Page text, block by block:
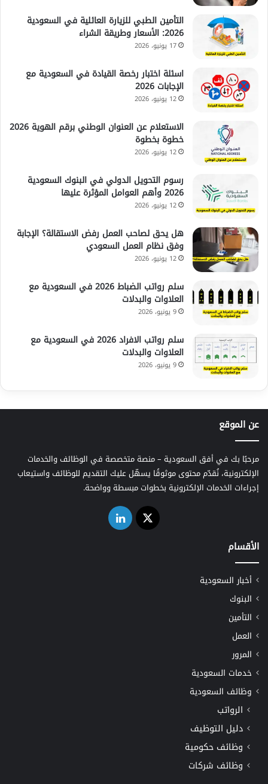
التأمين الطبي للزيارة العائلية في السعودية
2026: الأسعار وطريقة الشراء
17 يونيو، 2026
اسئلة اختبار رخصة القيادة في السعودية مع
الإجابات 2026
12 يونيو، 2026
الاستعلام عن العنوان الوطني برقم الهوية 2026
خطوة بخطوة
12 يونيو، 2026
رسوم التحويل الدولي في البنوك السعودية
2026 وأهم العوامل المؤثرة عليها
12 يونيو، 2026
هل يحق لصاحب العمل رفض الاستقالة؟ الإجابة
وفق نظام العمل السعودي
12 يونيو، 2026
سلم رواتب الضباط 2026 في السعودية مع
العلاوات والبدلات
9 يونيو، 2026
سلم رواتب الافراد 2026 في السعودية مع
العلاوات والبدلات
9 يونيو، 2026
عن الموقع
مرحبًا بك في أفق السعودية – منصة متخصصة في الوظائف والخدمات
الإلكترونية، نُقدّم محتوى موثوقًا يسهّل عليك التقديم للوظائف واستيعاب
إجراءات الخدمات الإلكترونية بخطوات مبسطة وواضحة.
‫X لينكدإن
الأقسام
أخبار السعودية
البنوك
التأمين
العمل
المرور
خدمات السعودية
وظائف السعودية
الرواتب
دليل التوظيف
وظائف حكومية
وظائف شركات